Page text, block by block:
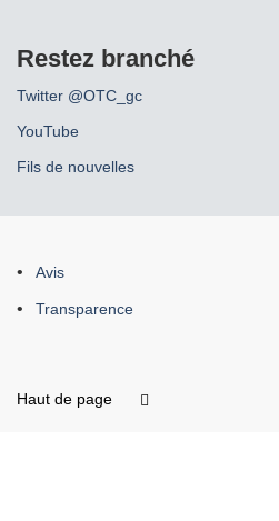
Restez branché
Twitter @OTC_gc
YouTube
Fils de nouvelles
À
propos
site
Avis
Transparence
Haut de page